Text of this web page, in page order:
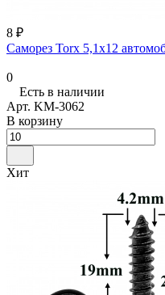
8 ₽
Саморез Torx 5,1х12
0
Есть в наличии
Арт. KM-3062
В корзину
Хит